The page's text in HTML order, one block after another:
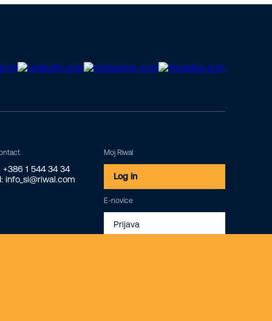
+386 1 544 34 34
info_si@riwal.com
Moj Riwal
Log in
E-novice
Prijava